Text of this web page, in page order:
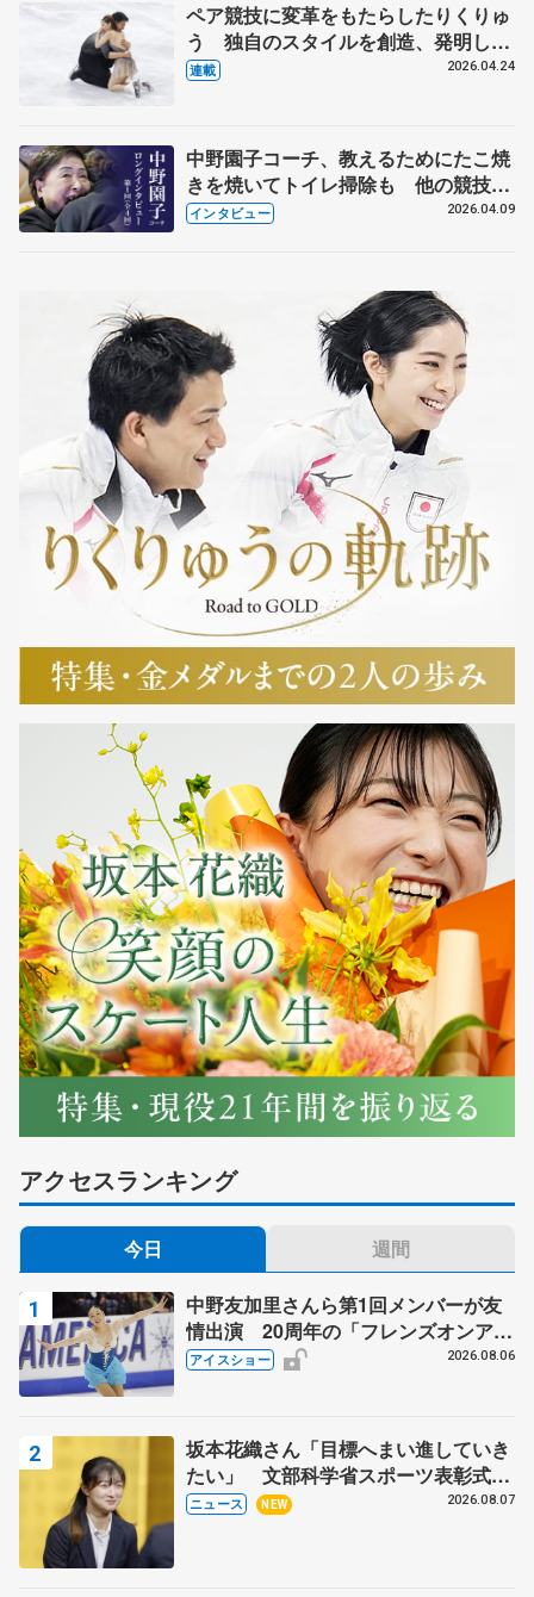
ペア競技に変革をもたらしたりくりゅ
う 独自のスタイルを創造、発明した
【引退発表後②】
連載 2026.04.24
中野園子コーチ、教えるためにたこ焼
きを焼いてトイレ掃除も 他の競技に
も通用するという坂本花織の筋肉
インタビュー 2026.04.09
アクセスランキング
今日 週間
中野友加里さんら第1回メンバーが友
情出演 20周年の「フレンズオンアイ
ス」 宮本賢二さん、有川梨絵さん、
アイスショー 2026.08.06
坂本花織さん「目標へまい進していき
たい」 文部科学省スポーツ表彰式で
代表謝辞
ニュース NEW 2026.08.07